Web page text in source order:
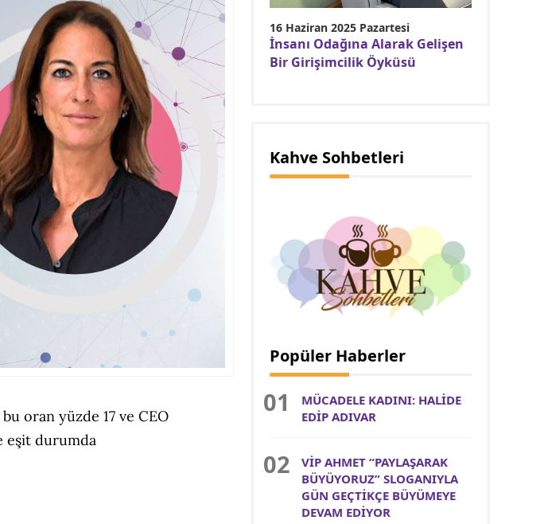
oran yüzde 17 ve CEO
eşit durumda
16 Haziran 2025 Pazartesi
İnsanı Odağına Alarak Gelişen
Bir Girişimcilik Öyküsü
Kahve Sohbetleri
Popüler Haberler
MÜCADELE KADINI: HALİDE
EDİP ADIVAR
VİP AHMET “PAYLAŞARAK
BÜYÜYORUZ” SLOGANIYLA
GÜN GEÇTİKÇE BÜYÜMEYE
DEVAM EDİYOR